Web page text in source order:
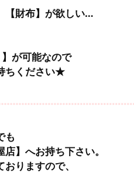
【財布】が欲しい…
が可能なので
ちください★
も
】へお持ち下さい。
りますので、